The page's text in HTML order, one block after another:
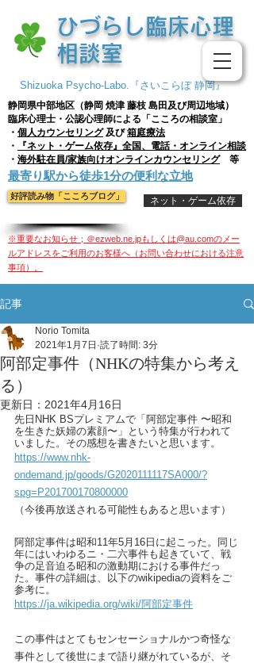
​ひづらし臨床心理
相談室
ネット・ゲーム依存
Shizuoka Psycho-Labo.『さいこらぼ 静岡』
静岡県中部地区（静岡 焼津 藤枝 島田及び周辺地域）
臨床心理士・公認心理師による「こころの相談室」
・ 個人カウンセリング 及び箱庭療法
・
『ネット・ゲーム依存』全国、電話・オンライン相談
・ 海外駐在員/家族向けオンラインカウンセリング等
​最寄り駅から徒歩1分の便利な立地
好評読み物「こころブログ」
※重要なお知らせ；＠ezweb.ne.jpもしくは@au.comのメー
ルアドレスをご利用のお客様へ（お問い合わせにおける注意
事項）。
記事
阿部定事件（NHKの特集から考え
る）
Norio Tomita
2021年1月7日 読了時間: 3分
更新日： 2021年4月16日
先日NHK BSプレミアムで「阿部定事件 〜昭和
を生きた妖婦の素顔〜」という特集が行われて
いました。その感想を書きたいと思います。
https://www.nhk-
ondemand.jp/goods/G2020111117SA000/?
spg=P201700170800000
（今後再放送される可能性もあると思います）
阿部定事件は昭和11年5月16日に起こった。同じ
年にはいわゆるニ・二六事件も起きていて、戦
争の足音迫る昭和の激動期における事件だっ
た。事件の詳細は、以下のwikipediaの資料をご
参考に。
https://ja.wikipedia.org/wiki/阿部定事件
この事件はとてもセンセーショナルかつ奇怪な
事件として後世にまで語り継がれているが、そ